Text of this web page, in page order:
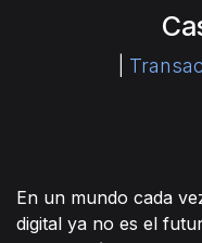
En un mundo cada
digital ya no es el